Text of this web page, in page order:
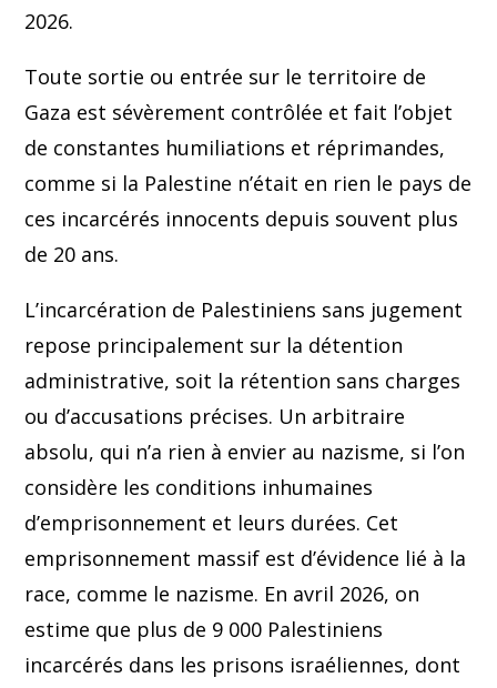
2026.
Toute sortie ou entrée sur le territoire de
Gaza est sévèrement contrôlée et fait l’objet
de constantes humiliations et réprimandes,
comme si la Palestine n’était en rien le pays de
ces incarcérés innocents depuis souvent plus
de 20 ans.
L’incarcération de Palestiniens sans jugement
repose principalement sur la détention
administrative, soit la rétention sans charges
ou d’accusations précises. Un arbitraire
absolu, qui n’a rien à envier au nazisme, si l’on
considère les conditions inhumaines
d’emprisonnement et leurs durées. Cet
emprisonnement massif est d’évidence lié à la
race, comme le nazisme. En avril 2026, on
estime que plus de 9 000 Palestiniens
incarcérés dans les prisons israéliennes, dont